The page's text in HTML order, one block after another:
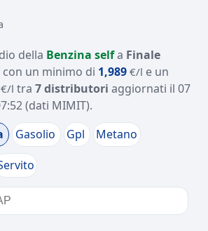
della Benzina selfa Finale
con un minimo di 1,989 €/l e un
€/l tra 7 distributori aggiornati il 07
(dati MIMIT).
Gasolio Gpl
Metano